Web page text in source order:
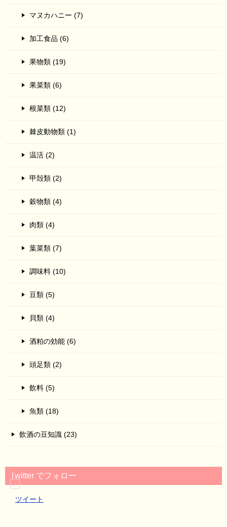
マヌカハニー (7)
加工食品 (6)
果物類 (19)
果菜類 (6)
根菜類 (12)
棘皮動物類 (1)
温活 (2)
甲殻類 (2)
穀物類 (4)
肉類 (4)
葉菜類 (7)
調味料 (10)
豆類 (5)
貝類 (4)
酒粕の効能 (6)
頭足類 (2)
飲料 (5)
魚類 (18)
飲酒の豆知識 (23)
Twitter でフォロー
ツイート